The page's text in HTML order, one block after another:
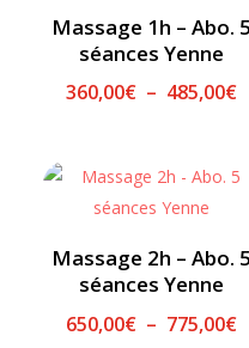
Massage 1h – Abo. 5
séances Yenne
360,00€ – 485,00€
Massage 2h – Abo. 5
séances Yenne
650,00€ – 775,00€